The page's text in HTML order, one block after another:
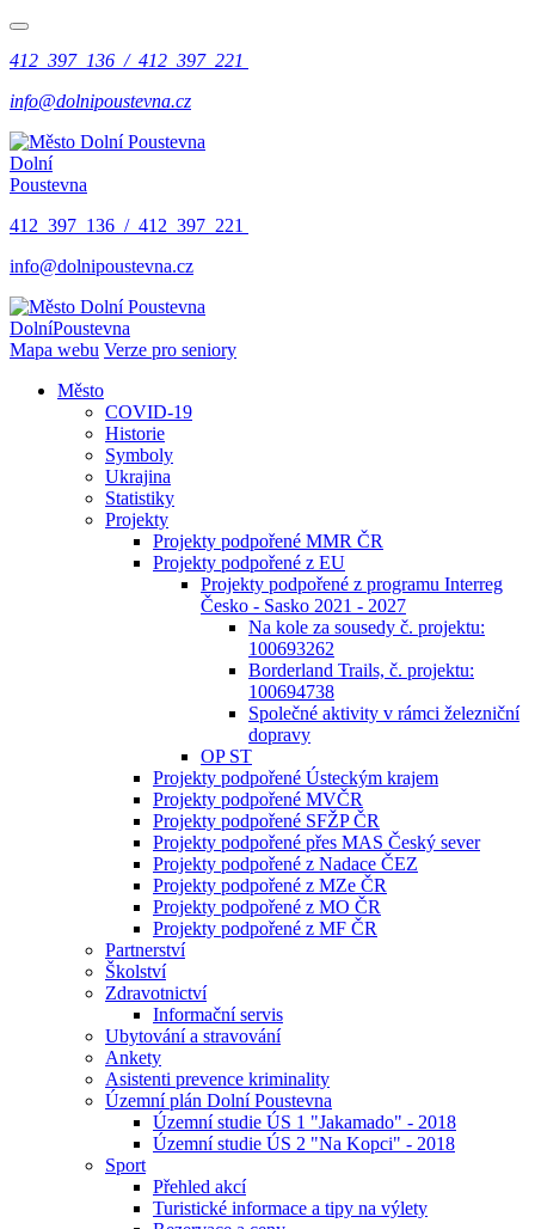
412 397 136 / 412 397 221
info@dolnipoustevna.cz
Dolní
Poustevna
412 397 136 / 412 397 221
info@dolnipoustevna.cz
DolníPoustevna
Mapa webu Verze pro seniory
Město
COVID-19
Historie
Symboly
Ukrajina
Statistiky
Projekty
Projekty podpořené MMR ČR
Projekty podpořené z EU
Projekty podpořené z programu Interreg
Česko - Sasko 2021 - 2027
Na kole za sousedy č. projektu:
100693262
Borderland Trails, č. projektu:
100694738
Společné aktivity v rámci železniční
dopravy
OP ST
Projekty podpořené Ústeckým krajem
Projekty podpořené MVČR
Projekty podpořené SFŽP ČR
Projekty podpořené přes MAS Český sever
Projekty podpořené z Nadace ČEZ
Projekty podpořené z MZe ČR
Projekty podpořené z MO ČR
Projekty podpořené z MF ČR
Partnerství
Školství
Zdravotnictví
Informační servis
Ubytování a stravování
Ankety
Asistenti prevence kriminality
Územní plán Dolní Poustevna
Územní studie ÚS 1 "Jakamado" - 2018
Územní studie ÚS 2 "Na Kopci" - 2018
Sport
Přehled akcí
Turistické informace a tipy na výlety